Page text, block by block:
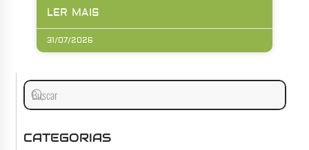
LER MAIS
31/07/2026
CATEGORIAS